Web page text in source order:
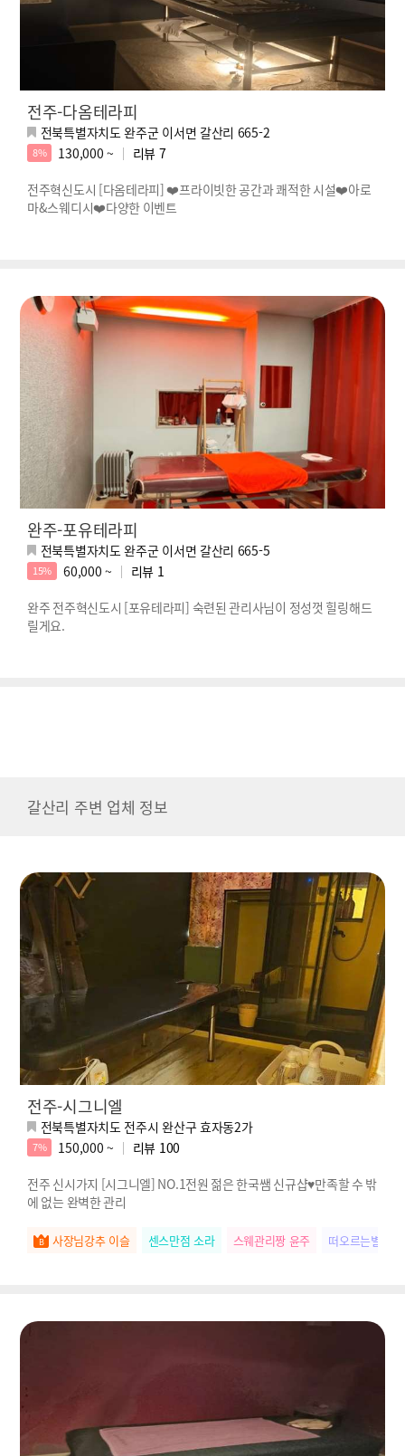
전주-다옴테라피
전북특별자치도 완주군 이서면 갈산리 665-2
8% 130,000 ~ 리뷰 7
전주혁신도시 [다옴테라피] ❤️프라이빗한 공간과 쾌적한 시설❤️아로
마&스웨디시❤️다양한 이벤트
완주-포유테라피
전북특별자치도 완주군 이서면 갈산리 665-5
15% 60,000 ~ 리뷰 1
완주 전주혁신도시 [포유테라피] 숙련된 관리사님이 정성껏 힐링해드
릴게요.
갈산리 주변 업체 정보
전주-시그니엘
전북특별자치도 전주시 완산구 효자동2가
7% 150,000 ~ 리뷰 100
전주 신시가지 [시그니엘] NO.1전원 젊은 한국쌤 신규샵♥만족할 수 밖
에 없는 완벽한 관리
사장님강추 이슬 센스만점 소라 스웨관리짱 윤주 떠오르는별 서영